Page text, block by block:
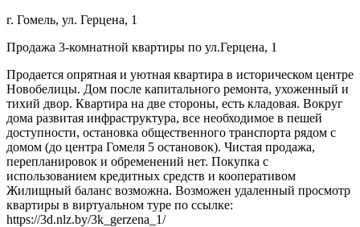
г. Гомель, ул. Герцена, 1
Продажа 3-комнатной квартиры по ул.Герцена, 1
Продается опрятная и уютная квартира в историческом центре
Новобелицы. Дом после капитального ремонта, ухоженный и
тихий двор. Квартира на две стороны, есть кладовая. Вокруг
дома развитая инфраструктура, все необходимое в пешей
доступности, остановка общественного транспорта рядом с
домом (до центра Гомеля 5 остановок). Чистая продажа,
перепланировок и обременений нет. Покупка с
использованием кредитных средств и кооперативом
Жилищный баланс возможна. Возможен удаленный просмотр
квартиры в виртуальном туре по ссылке:
https://3d.nlz.by/3k_gerzena_1/